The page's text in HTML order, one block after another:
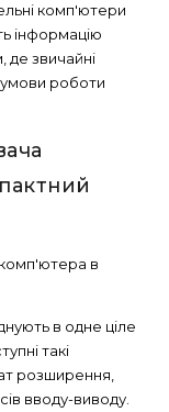
комп'ютери
інформацію
де звичайні
роботи
комп'ютера в
в одне ціле
такі
розширення,
вводу-виводу.